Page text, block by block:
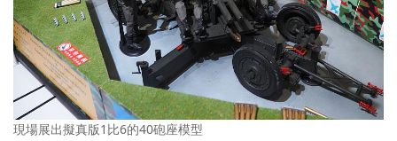
現場展出擬真版1比6的40砲座模型